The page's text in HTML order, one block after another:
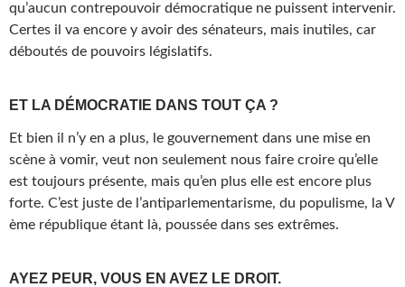
qu’aucun contrepouvoir démocratique ne puissent intervenir.
Certes il va encore y avoir des sénateurs, mais inutiles, car
déboutés de pouvoirs législatifs.
ET LA DÉMOCRATIE DANS TOUT ÇA ?
Et bien il n’y en a plus, le gouvernement dans une mise en
scène à vomir, veut non seulement nous faire croire qu’elle
est toujours présente, mais qu’en plus elle est encore plus
forte. C’est juste de l’antiparlementarisme, du populisme, la V
ème république étant là, poussée dans ses extrêmes.
AYEZ PEUR, VOUS EN AVEZ LE DROIT.